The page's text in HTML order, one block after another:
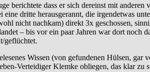
berichtete dass er sich dereinst mit
dritte herausgerannt, die irgendetwas
nicht nachkam) direkt 3x geschossen,
– bis vor ein paar Jahren war dort noch
geflüchtet.
Wissen (von gefundenen Hülsen,
Verteidiger Klemke obliegen, das klar zu